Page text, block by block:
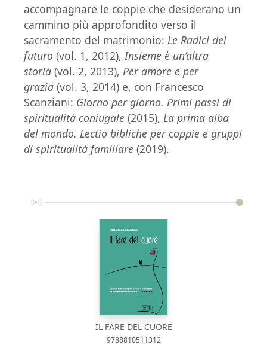
accompagnare le coppie che desiderano un
cammino più approfondito verso il
sacramento del matrimonio: Le Radici del
futuro (vol. 1, 2012),Insieme è un’altra
storia (vol. 2, 2013), Per amore e per
grazia (vol. 3, 2014) e, con Francesco
Scanziani: Giorno per giorno. Primi passi di
spiritualità coniugale (2015), La prima alba
del mondo. Lectio bibliche per coppie e gruppi
di spiritualità familiare (2019).
IL FARE DEL CUORE
9788810511312